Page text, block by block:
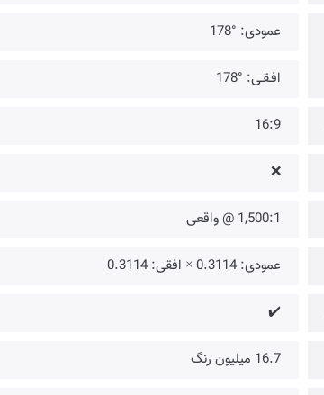
عمودی: °178
افـقـی: °178
16:9
❌
1,500:1 @ واقعی
عمودی: 0.3114 × افقی: 0.3114
✔️
16.7 میلیون رنگ